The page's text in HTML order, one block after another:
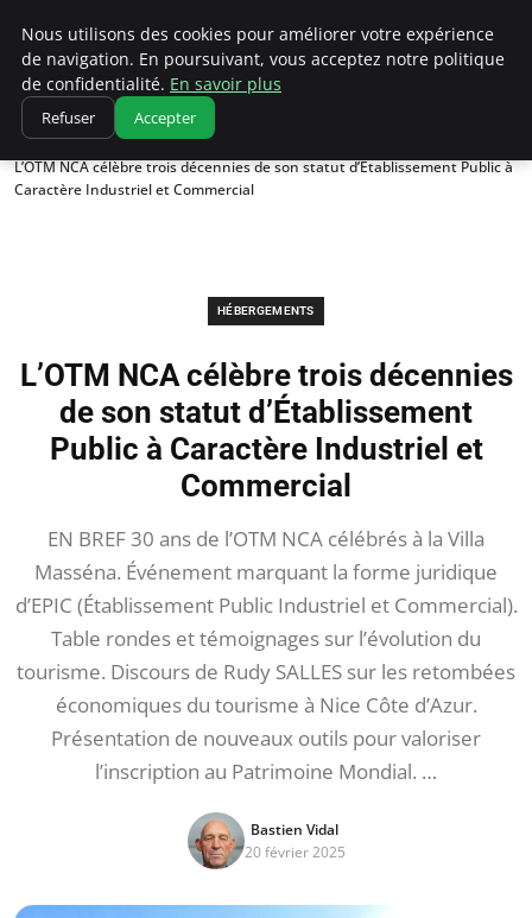
Correze Co
Accueil
Hébergements
L’OTM NCA célèbre trois décennies de son statut d’Établissement Public à
Caractère Industriel et Commercial
HÉBERGEMENTS
L’OTM NCA célèbre trois décennies
de son statut d’Établissement
Public à Caractère Industriel et
Commercial
EN BREF 30 ans de l’OTM NCA célébrés à la Villa
Masséna. Événement marquant la forme juridique
d’EPIC (Établissement Public Industriel et Commercial).
Table rondes et témoignages sur l’évolution du
tourisme. Discours de Rudy SALLES sur les retombées
économiques du tourisme à Nice Côte d’Azur.
Présentation de nouveaux outils pour valoriser
l’inscription au Patrimoine Mondial. …
Bastien Vidal
20 février 2025
Nous utilisons des cookies pour améliorer votre expérience
de navigation. En poursuivant, vous acceptez notre politique
de confidentialité. En savoir plus
Refuser Accepter